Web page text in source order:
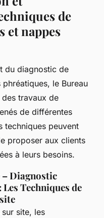
de
et nappes
du diagnostic de
le Bureau
des travaux de
de différentes
techniques peuvent
proposer aux clients
à leurs besoins.
– Diagnostic
Techniques de
site, les